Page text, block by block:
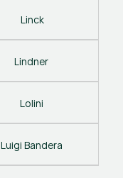
Linck
Lindner
Lolini
Luigi Bandera